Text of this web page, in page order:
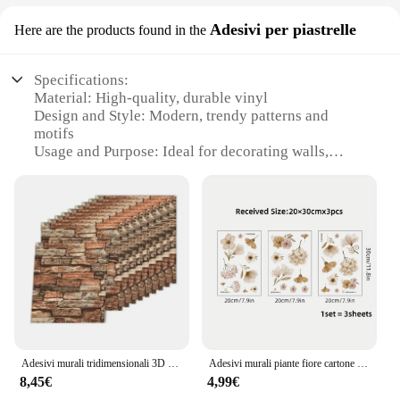
Here are the products found in the Adesivi per piastrelle
Specifications:
Material: High-quality, durable vinyl
Design and Style: Modern, trendy patterns and
motifs
Usage and Purpose: Ideal for decorating walls,
removable without damaging surfaces
Shape or Size or Weight or Quantity: Available in a
variety of sizes and packs to suit different needs
Parts and Accessories: Includes adhesive backing
for secure application
Features:
Transform your living space with our versatile
adesivi murali, the perfect solution for those
8,45€ 4,99€